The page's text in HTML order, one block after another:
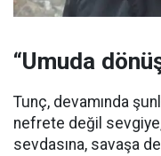
“Umuda
Tunç, devamında
nefrete değil
sevdasına, savaşa